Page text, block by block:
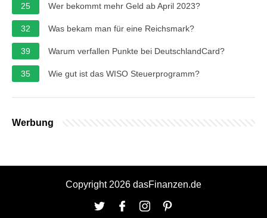
25 Wer bekommt mehr Geld ab April 2023?
32 Was bekam man für eine Reichsmark?
39 Warum verfallen Punkte bei DeutschlandCard?
35 Wie gut ist das WISO Steuerprogramm?
Werbung
Copyright 2026 dasFinanzen.de